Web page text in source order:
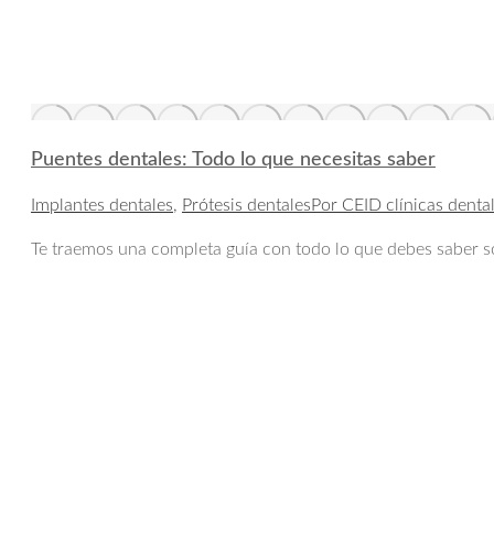
Puentes dentales: Todo lo que necesitas saber
Implantes dentales, Prótesis dentales Por CEID clínicas
Te traemos una completa guía con todo lo que debes